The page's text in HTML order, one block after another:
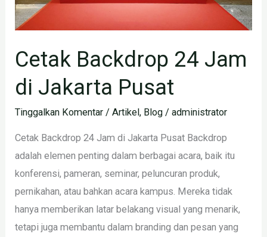
Cetak Backdrop 24 Jam
di Jakarta Pusat
Tinggalkan Komentar /Artikel, Blog /administrator
Cetak Backdrop 24 Jam di Jakarta Pusat Backdrop
adalah elemen penting dalam berbagai acara, baik itu
konferensi, pameran, seminar, peluncuran produk,
pernikahan, atau bahkan acara kampus. Mereka tidak
hanya memberikan latar belakang visual yang menarik,
tetapi juga membantu dalam branding dan pesan yang